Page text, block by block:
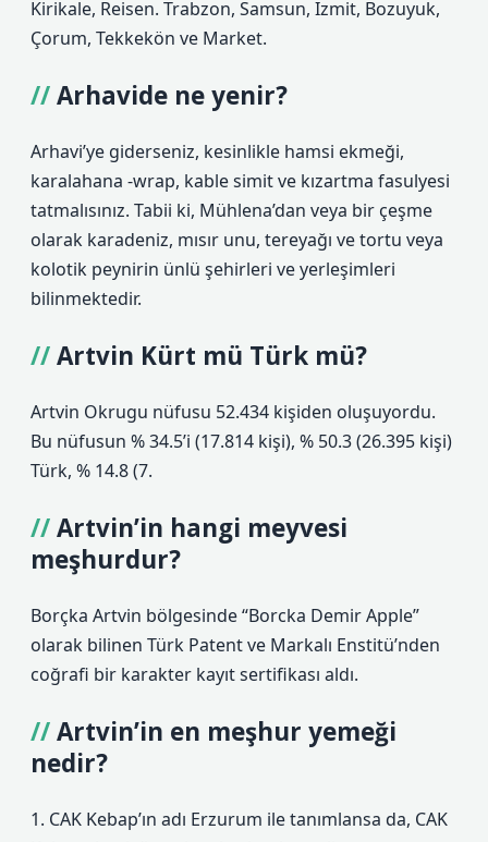
Kirikale, Reisen. Trabzon, Samsun, Izmit, Bozuyuk,
Çorum, Tekkekön ve Market.
Arhavide ne yenir?
Arhavi’ye giderseniz, kesinlikle hamsi ekmeği,
karalahana -wrap, kable simit ve kızartma fasulyesi
tatmalısınız. Tabii ki, Mühlena’dan veya bir çeşme
olarak karadeniz, mısır unu, tereyağı ve tortu veya
kolotik peynirin ünlü şehirleri ve yerleşimleri
bilinmektedir.
Artvin Kürt mü Türk mü?
Artvin Okrugu nüfusu 52.434 kişiden oluşuyordu.
Bu nüfusun % 34.5’i (17.814 kişi), % 50.3 (26.395 kişi)
Türk, % 14.8 (7.
Artvin’in hangi meyvesi
meşhurdur?
Borçka Artvin bölgesinde “Borcka Demir Apple”
olarak bilinen Türk Patent ve Markalı Enstitü’nden
coğrafi bir karakter kayıt sertifikası aldı.
Artvin’in en meşhur yemeği
nedir?
1. CAK Kebap’ın adı Erzurum ile tanımlansa da, CAK